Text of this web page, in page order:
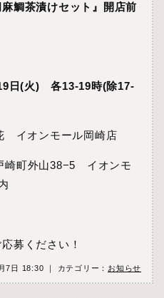
鯛茶漬けセット』開店前
日(火)各13-19時(除17-
イオンモール岡崎店
崎町外山38−5 イオンモ
募ください！
7日 18:30 ｜ カテゴリー： お知らせ